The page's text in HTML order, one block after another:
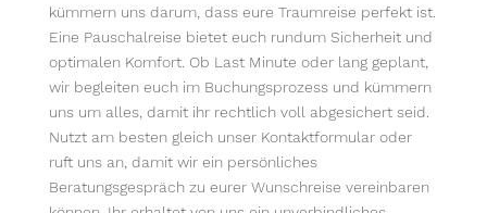
kümmern uns darum, dass eure Traumreise perfekt ist.
Eine Pauschalreise bietet euch rundum Sicherheit und
optimalen Komfort. Ob Last Minute oder lang geplant,
wir begleiten euch im Buchungsprozess und kümmern
uns um alles, damit ihr rechtlich voll abgesichert seid.
Nutzt am besten gleich unser Kontaktformular oder
ruft uns an, damit wir ein persönliches
Beratungsgespräch zu eurer Wunschreise vereinbaren